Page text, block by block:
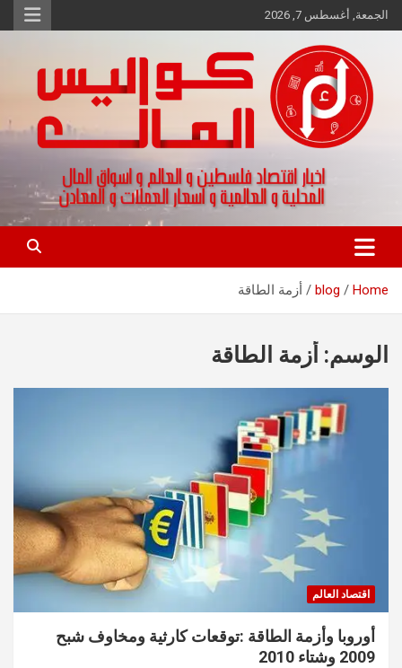
Skip
to
الجمعة, أغسطس 7, 2026
كواليس المال
اخبار اقتصاد فلسطين و العالم و تقارير اسواق المال و العملات
Home
blog أزمة الطاقة
الوسم: أزمة الطاقة
اقتصاد العالم
أوروبا وأزمة الطاقة :توقعات كارثية ومخاوف شبح
2009 وشتاء 2010